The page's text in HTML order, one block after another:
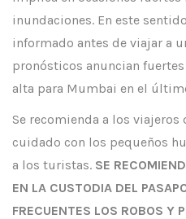
inundaciones. En este
informado antes de viajar a
pronósticos anuncian
alta para Mumbai en el
Se recomienda a los viajeros
cuidado con los pequeños
a los turistas. SE
EN LA CUSTODIA DEL
FRECUENTES LOS ROBOS Y